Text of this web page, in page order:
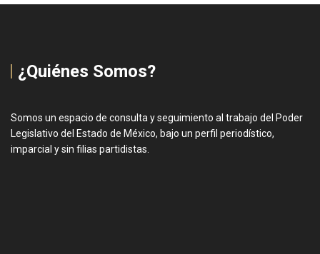
¿Quiénes Somos?
Somos un espacio de consulta y seguimiento al trabajo del Poder
Legislativo del Estado de México, bajo un perfil periodístico,
imparcial y sin filias partidistas.